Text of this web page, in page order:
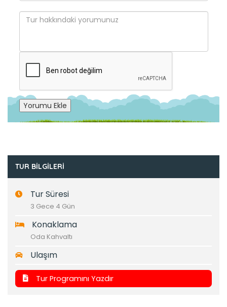
Yorumu Ekle
TUR BILGILERI
Tur Süresi
3 Gece 4 Gün
Konaklama
Oda Kahvaltı
Ulaşım
Tur Programını Yazdır